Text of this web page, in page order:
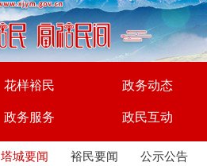
花样裕民 政务动态
政务服务 政民互动
塔城要闻 裕民要闻 公示公告